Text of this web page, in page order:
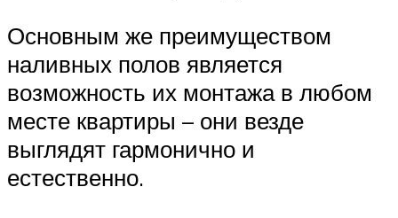
Основным же преимуществом
наливных полов является
возможность их монтажа в любом
месте квартиры – они везде
выглядят гармонично и
естественно.